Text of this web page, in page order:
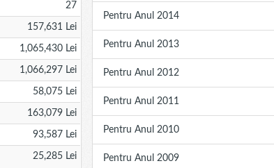
27
157,631 Lei
1,065,430 Lei
1,066,297 Lei
58,075 Lei
163,079 Lei
93,587 Lei
25,285 Lei
Pentru Anul 2014
Pentru Anul 2013
Pentru Anul 2012
Pentru Anul 2011
Pentru Anul 2010
Pentru Anul 2009